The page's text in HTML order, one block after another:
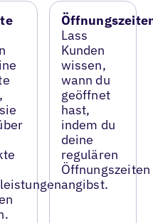
Lass
Kunden
wissen,
wann du
geöffnet
hast,
indem du
deine
regulären
Öffnungszeiten
angibst.